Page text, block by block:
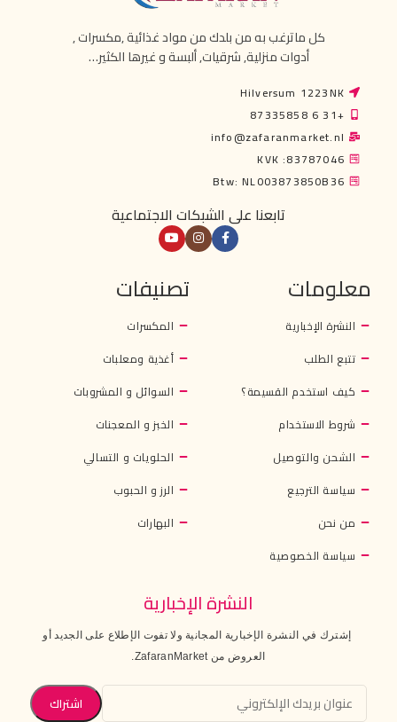
كل ماترغب به من بلدك من مواد غذائية ,مكسرات ,
أدوات منزلية, شرقيات, ألبسة و غيرها الكثير…
Hilversum 1223NK
+31 6 87335858
info@zafaranmarket.nl
KVK :83787046
Btw: NL003873850B36
تابعنا على الشبكات الاجتماعية
معلومات
النشرة الإخبارية
تتبع الطلب
كيف استخدم القسيمة؟
شروط الاستخدام
الشحن والتوصيل
سياسة الترجيع
من نحن
سياسة الخصوصية
تصنيفات
المكسرات
أغذية ومعلبات
السوائل و المشروبات
الخبز و المعجنات
الحلويات و التسالي
الرز و الحبوب
البهارات
النشرة الإخبارية
إشترك في النشرة الإخبارية المجانية ولا تفوت الإطلاع على الجديد أو
العروض من ZafaranMarket.